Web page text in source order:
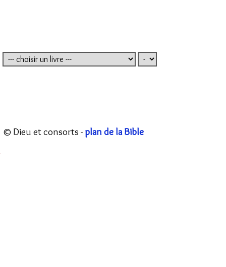
© Dieu et consorts - plan de la Bible